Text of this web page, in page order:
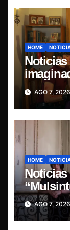
HOME
Noticias
primer
AGO 7,
HOME
Noticias
heavy/
Tomás
AGO 7, 2026